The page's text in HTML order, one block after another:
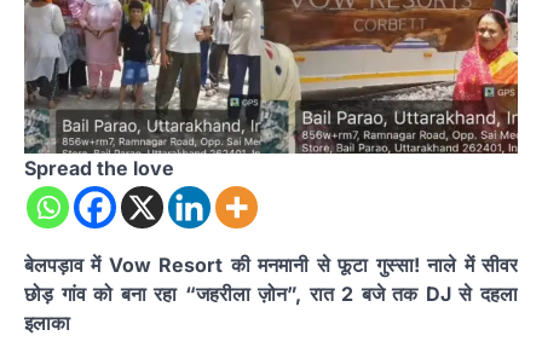
Spread the love
बेलपड़ाव में Vow Resort की मनमानी से फूटा गुस्सा! नाले में सीवर
छोड़ गांव को बना रहा “जहरीला ज़ोन”, रात 2 बजे तक DJ से दहला
इलाका